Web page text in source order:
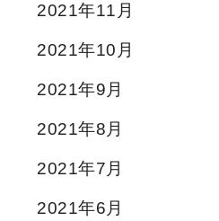
2021年11月
2021年10月
2021年9月
2021年8月
2021年7月
2021年6月